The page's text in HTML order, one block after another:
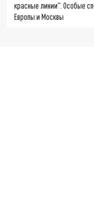
красные линии". Особые
Европы и Москвы